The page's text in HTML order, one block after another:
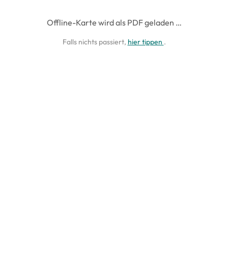
Offline-Karte wird als PDF geladen …
Falls nichts passiert, hier tippen .